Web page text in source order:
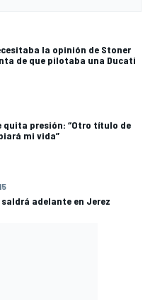
la opinión de Stoner
de que pilotaba una Ducati
quita presión: “Otro título de
mi vida”
adelante en Jerez